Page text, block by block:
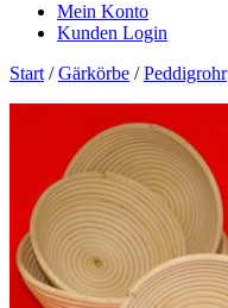
Mein Konto
Kunden Login
Start /Gärkörbe /Peddigrohr